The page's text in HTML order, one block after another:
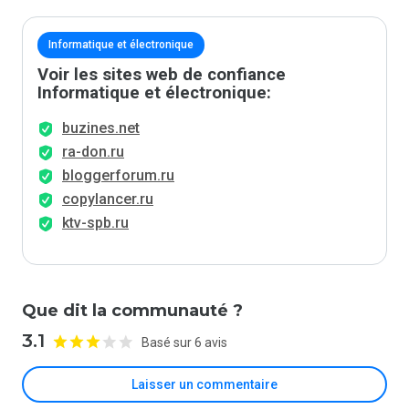
Informatique et électronique
Voir les sites web de confiance
Informatique et électronique:
buzines.net
ra-don.ru
bloggerforum.ru
copylancer.ru
ktv-spb.ru
Que dit la communauté ?
3.1 Basé sur 6 avis
Laisser un commentaire